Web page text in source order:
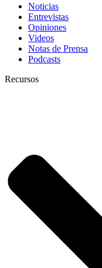
Noticias
Entrevistas
Opiniones
Videos
Notas de Prensa
Podcasts
Recursos